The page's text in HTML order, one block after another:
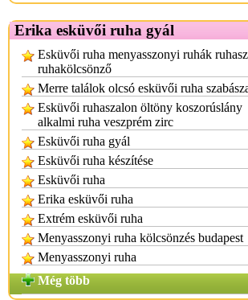
Erika esküvői ruha gyál
Esküvői ruha menyasszonyi ruhák
ruhakölcsönző
Merre találok olcsó esküvői ruha
Esküvői ruhaszalon öltöny koszorúslány
alkalmi ruha veszprém zirc
Esküvői ruha gyál
Esküvői ruha készítése
Esküvői ruha
Erika esküvői ruha
Extrém esküvői ruha
Menyasszonyi ruha kölcsönzés budapest
Menyasszonyi ruha
Még több